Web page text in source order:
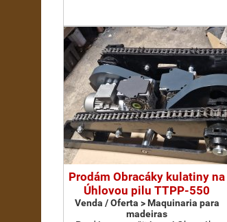
Prodám Obracáky kulatiny na
Úhlovou pilu TTPP-550
Venda / Oferta > Maquinaria para
madeiras